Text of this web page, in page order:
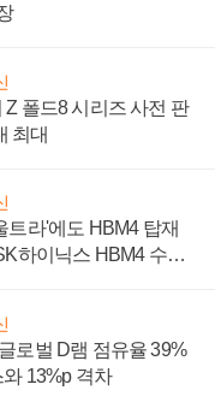
폴드8 시리즈 사전 판
최대
트라'에도 HBM4 탑재
하이닉스 HBM4 수율
로벌 D램 점유율 39%
13%p 격차